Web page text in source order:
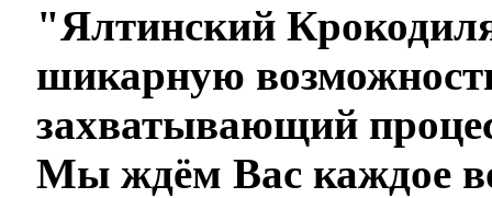
"Ялтинский
шикарную
захватывающий
Мы ждём Вас каждое